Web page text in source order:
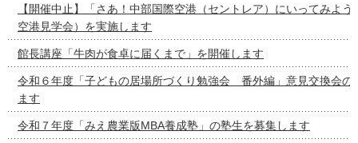
【開催中止】「さあ！中部国際空港（セントレア）にいってみよ
空港見学会）を実施します
館長講座「牛肉が食卓に届くまで」を開催します
令和６年度「子どもの居場所づくり勉強会 番外編」意見交換会の
ます
令和７年度「みえ農業版MBA養成塾」の塾生を募集します